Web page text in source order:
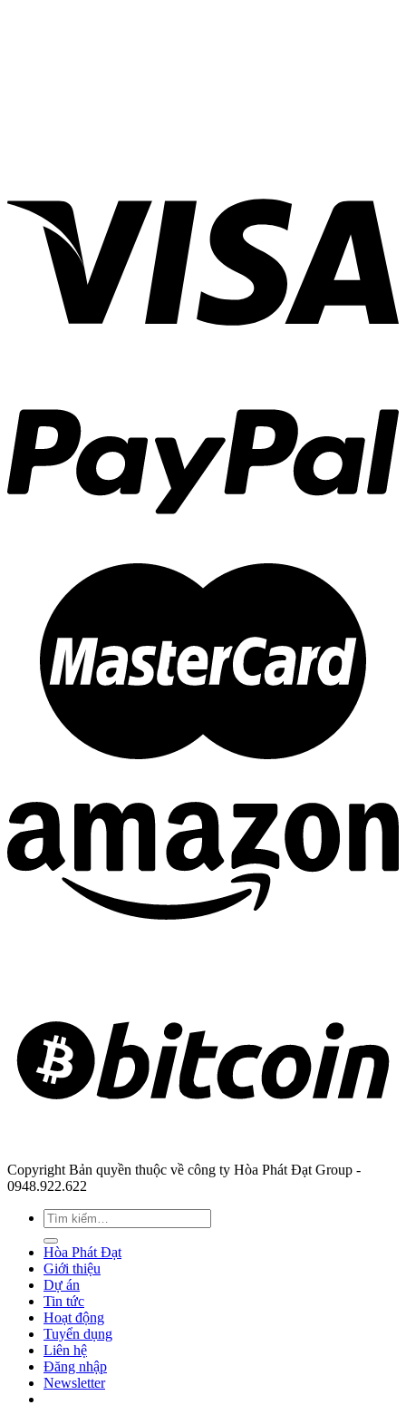
Copyright Bản quyền thuộc về công ty Hòa Phát Đạt Group -
0948.922.622
Hòa Phát Đạt
Giới thiệu
Dự án
Tin tức
Hoạt động
Tuyển dụng
Liên hệ
Đăng nhập
Newsletter